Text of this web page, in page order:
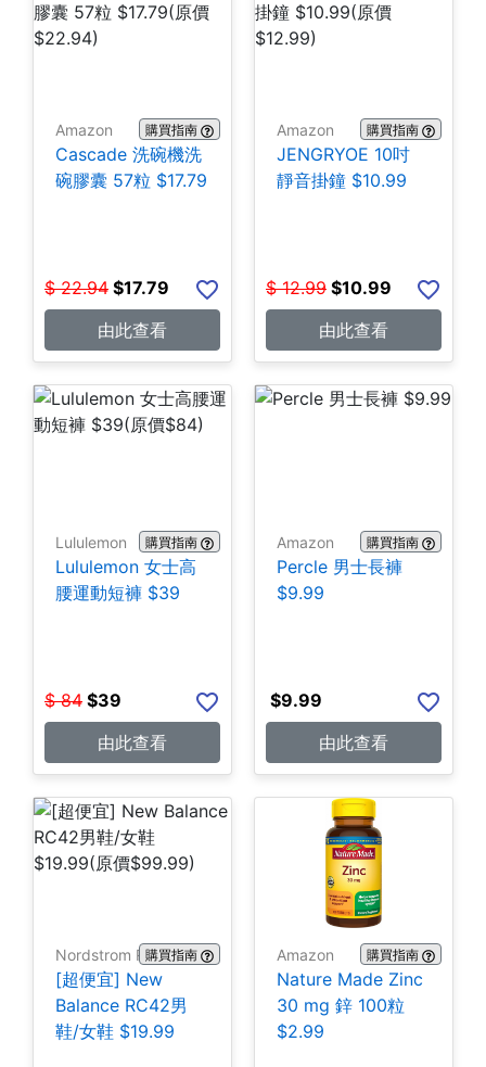
Amazon 購買指南
Cascade 洗碗機洗
碗膠囊 57粒 $17.79
$ 22.94 $17.79
由此查看
Amazon 購買指南
JENGRYOE 10吋
靜音掛鐘 $10.99
$ 12.99 $10.99
由此查看
Lululemon 購買指南
Lululemon 女士高
腰運動短褲 $39
$ 84 $39
由此查看
Amazon 購買指南
Percle 男士長褲
$9.99
$9.99
由此查看
Nordstrom Rack購買指南
[超便宜] New
Balance RC42男
鞋/女鞋 $19.99
Amazon 購買指南
Nature Made Zinc
30 mg 鋅 100粒
$2.99